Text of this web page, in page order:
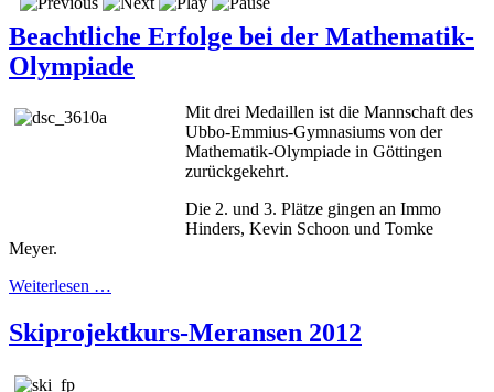
Beachtliche Erfolge bei der Mathematik-
Olympiade
Mit drei Medaillen ist die Mannschaft des
Ubbo-Emmius-Gymnasiums von der
Mathematik-Olympiade in Göttingen
zurückgekehrt.
Die 2. und 3. Plätze gingen an Immo
Hinders, Kevin Schoon und Tomke
Meyer.
Weiterlesen …
Skiprojektkurs-Meransen 2012